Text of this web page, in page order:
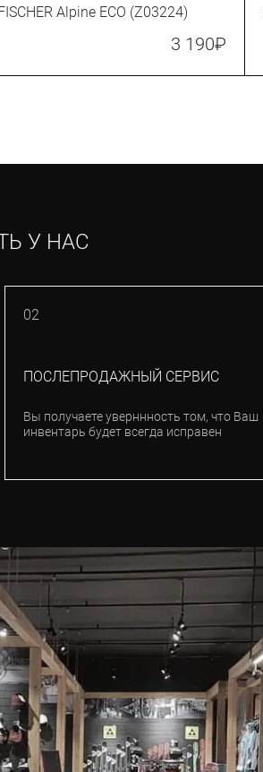
Alpine ECO (Z03224)
3 190₽
У НАС
02
ПОСЛЕПРОДАЖНЫЙ СЕРВИС
Вы получаете уверннность том, что Ваш
инвентарь будет всегда исправен